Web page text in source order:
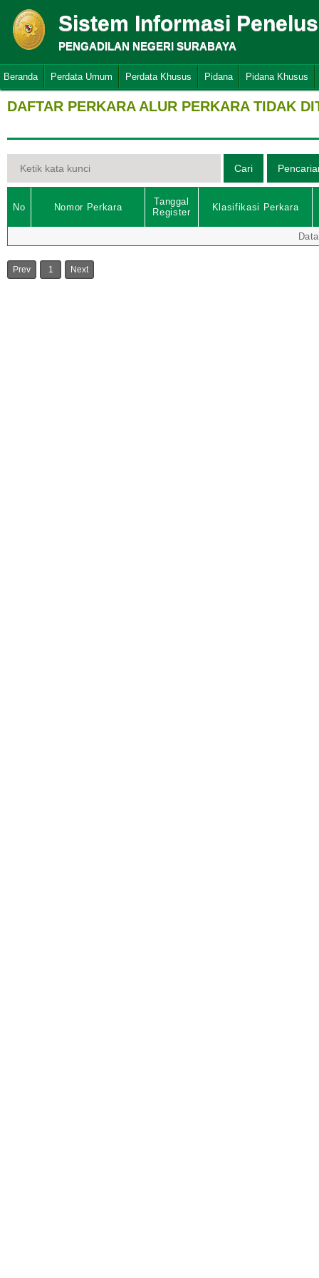
Sistem Informasi
PENGADILAN NEGERI SURABAYA
Beranda Perdata Umum Perdata Khusus Pidana Pidana Khusus
DAFTAR PERKARA ALUR PERKARA TIDAK
No Nomor Perkara
Tanggal
Register
Klasifikasi Perkara
Prev 1 Next